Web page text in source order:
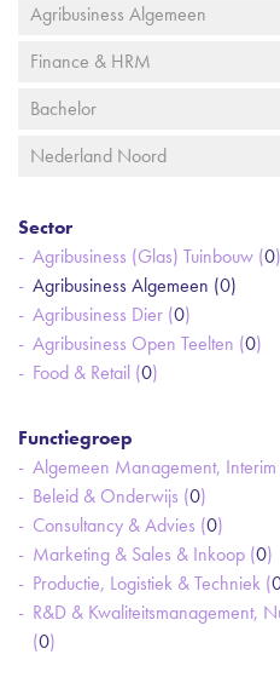
Agribusiness Algemeen
Finance & HRM
Bachelor
Nederland Noord
Sector
Agribusiness (Glas) Tuinbouw (0)
Agribusiness Algemeen (0)
Agribusiness Dier (0)
Agribusiness Open Teelten (0)
Food & Retail (0)
Functiegroep
Algemeen Management,
Beleid & Onderwijs (0)
Consultancy & Advies (0)
Marketing & Sales & Inkoop (0)
Productie, Logistiek & Techniek (
R&D & Kwaliteitsmanagement,
(0)